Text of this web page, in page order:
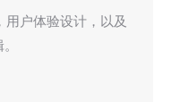
户体验设计，以及